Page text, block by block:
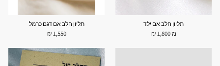
תליון חלב אם ילד
מ 1,800 ₪
תליון חלב אם דגם כרמל
1,550 ₪